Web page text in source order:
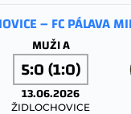
– FC PÁLAVA
MUŽI A
5:0 (1:0)
13.06.2026
ŽIDLOCHOVICE